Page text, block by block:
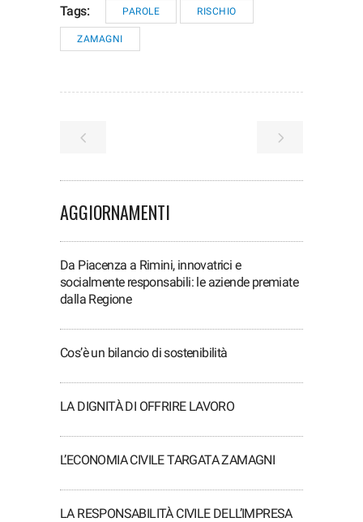
Tags: PAROLE RISCHIO
ZAMAGNI
AGGIORNAMENTI
Da Piacenza a Rimini, innovatrici e
socialmente responsabili: le aziende premiate
dalla Regione
Cos’è un bilancio di sostenibilità
LA DIGNITÀ DI OFFRIRE LAVORO
L’ECONOMIA CIVILE TARGATA ZAMAGNI
LA RESPONSABILITÀ CIVILE DELL’IMPRESA